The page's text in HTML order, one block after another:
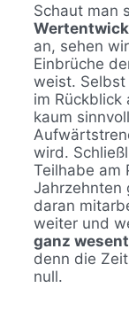
Schaut man
an, sehen
Einbrüche
weist. Selbst
im Rückblick
kaum
wird.
Teilhabe am
Jahrzehnten
daran
weiter und
ganz
denn die
null.